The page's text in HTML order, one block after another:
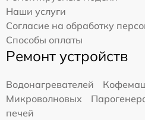
Наши услуги
Согласие на обработку
Способы оплаты
Ремонт устройств
Водонагревателей
Микроволновых
печей